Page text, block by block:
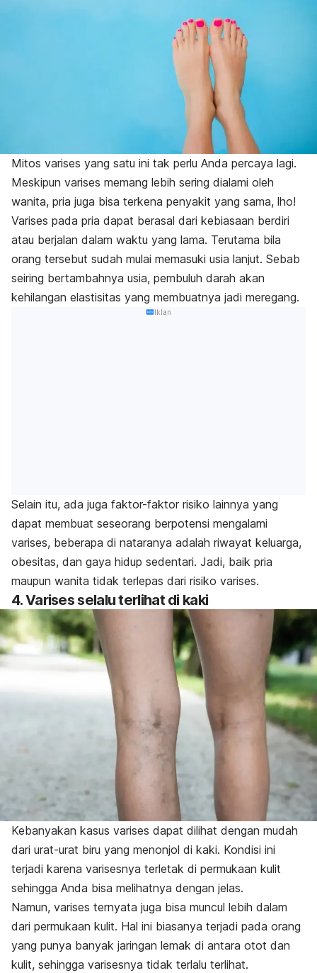
Mitos varises yang satu ini tak perlu Anda percaya lagi.
Meskipun varises memang lebih sering dialami oleh
wanita, pria juga bisa terkena penyakit yang sama, lho!
Varises pada pria dapat berasal dari kebiasaan berdiri
atau berjalan dalam waktu yang lama. Terutama bila
orang tersebut sudah mulai memasuki usia lanjut. Sebab
seiring bertambahnya usia, pembuluh darah akan
kehilangan elastisitas yang membuatnya jadi meregang.
Iklan
Selain itu, ada juga faktor-faktor risiko lainnya yang
dapat membuat seseorang berpotensi mengalami
varises, beberapa di nataranya adalah riwayat keluarga,
obesitas, dan gaya hidup sedentari. Jadi, baik pria
maupun wanita tidak terlepas dari risiko varises.
4. Varises selalu terlihat di kaki
Kebanyakan kasus varises dapat dilihat dengan mudah
dari urat-urat biru yang menonjol di kaki. Kondisi ini
terjadi karena varisesnya terletak di permukaan kulit
sehingga Anda bisa melihatnya dengan jelas.
Namun, varises ternyata juga bisa muncul lebih dalam
dari permukaan kulit. Hal ini biasanya terjadi pada orang
yang punya banyak jaringan lemak di antara otot dan
kulit, sehingga varisesnya tidak terlalu terlihat.